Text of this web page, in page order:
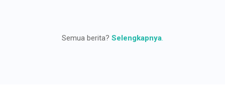
Semua berita? Selengkapnya